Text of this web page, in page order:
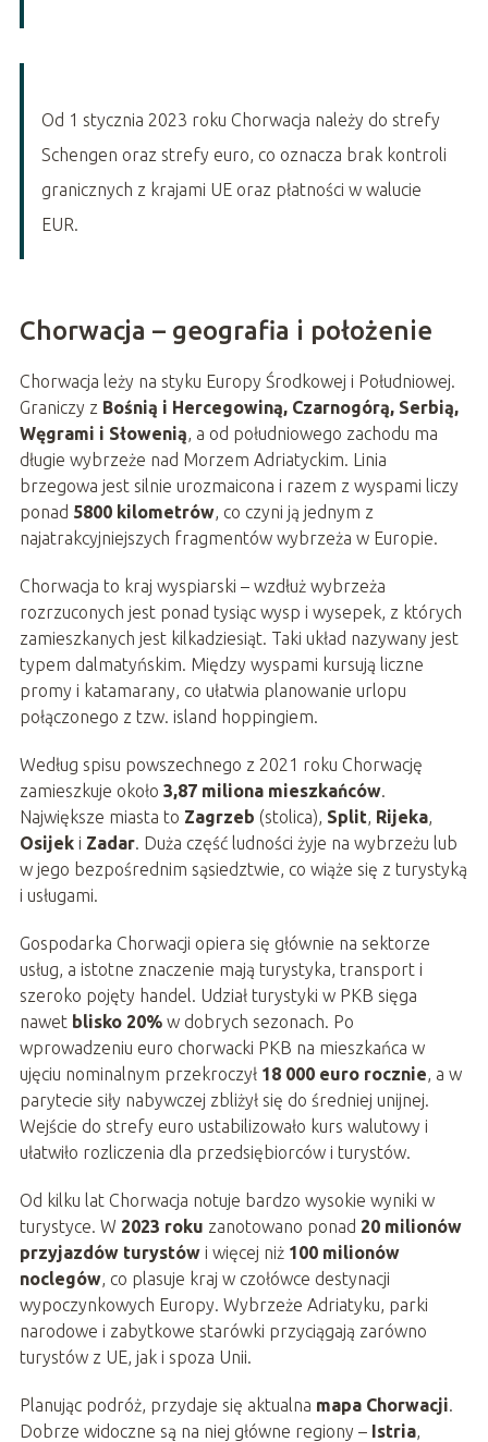
Od 1 stycznia 2023 roku Chorwacja należy do strefy
Schengen oraz strefy euro, co oznacza brak kontroli
granicznych z krajami UE oraz płatności w walucie
EUR.
Chorwacja – geografia i położenie
Chorwacja leży na styku Europy Środkowej i Południowej.
Graniczy z Bośnią i Hercegowiną, Czarnogórą, Serbią,
Węgrami i Słowenią, a od południowego zachodu ma
długie wybrzeże nad Morzem Adriatyckim. Linia
brzegowa jest silnie urozmaicona i razem z wyspami liczy
ponad 5800 kilometrów, co czyni ją jednym z
najatrakcyjniejszych fragmentów wybrzeża w Europie.
Chorwacja to kraj wyspiarski – wzdłuż wybrzeża
rozrzuconych jest ponad tysiąc wysp i wysepek, z których
zamieszkanych jest kilkadziesiąt. Taki układ nazywany jest
typem dalmatyńskim. Między wyspami kursują liczne
promy i katamarany, co ułatwia planowanie urlopu
połączonego z tzw. island hoppingiem.
Według spisu powszechnego z 2021 roku Chorwację
zamieszkuje około 3,87 miliona mieszkańców.
Największe miasta to Zagrzeb (stolica), Split, Rijeka,
Osijeki Zadar. Duża część ludności żyje na wybrzeżu lub
w jego bezpośrednim sąsiedztwie, co wiąże się z turystyką
i usługami.
Gospodarka Chorwacji opiera się głównie na sektorze
usług, a istotne znaczenie mają turystyka, transport i
szeroko pojęty handel. Udział turystyki w PKB sięga
nawet blisko 20%w dobrych sezonach. Po
wprowadzeniu euro chorwacki PKB na mieszkańca w
ujęciu nominalnym przekroczył 18 000 euro rocznie, a w
parytecie siły nabywczej zbliżył się do średniej unijnej.
Wejście do strefy euro ustabilizowało kurs walutowy i
ułatwiło rozliczenia dla przedsiębiorców i turystów.
Od kilku lat Chorwacja notuje bardzo wysokie wyniki w
turystyce. W 2023 roku zanotowano ponad 20 milionów
przyjazdów turystówi więcej niż 100 milionów
noclegów, co plasuje kraj w czołówce destynacji
wypoczynkowych Europy. Wybrzeże Adriatyku, parki
narodowe i zabytkowe starówki przyciągają zarówno
turystów z UE, jak i spoza Unii.
Planując podróż, przydaje się aktualna mapa Chorwacji.
Dobrze widoczne są na niej główne regiony – Istria,